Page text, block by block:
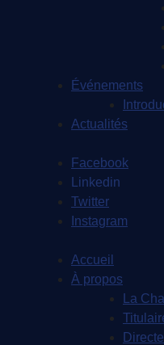
Événements
Actualités
Facebook
Linkedin
Twitter
Instagram
Accueil
À propos
La